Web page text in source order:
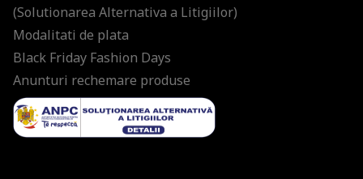
(Solutionarea Alternativa a Litigiilor)
Modalitati de plata
Black Friday Fashion Days
Anunturi rechemare produse